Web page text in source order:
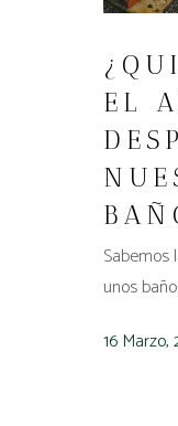
EL
unos
16 Marzo,